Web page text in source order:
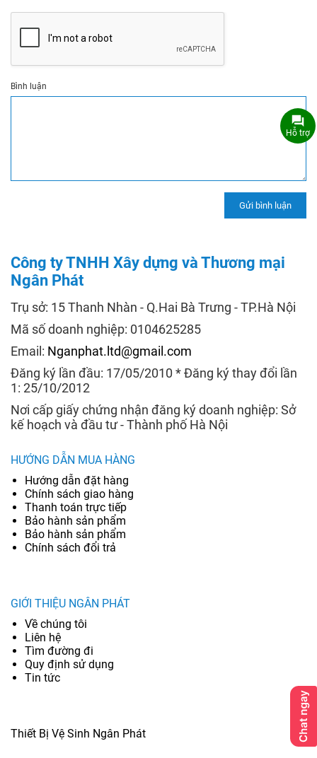
Bình luận
Công ty TNHH Xây dựng và Thương mại
Ngân Phát
Trụ sở: 15 Thanh Nhàn - Q.Hai Bà Trưng - TP.Hà Nội
Mã số doanh nghiệp: 0104625285
Email: Nganphat.ltd@gmail.com
Đăng ký lần đầu: 17/05/2010 * Đăng ký thay đổi lần
1: 25/10/2012
Nơi cấp giấy chứng nhận đăng ký doanh nghiệp: Sở
kế hoạch và đầu tư - Thành phố Hà Nội
HƯỚNG DẪN MUA HÀNG
Hướng dẫn đặt hàng
Chính sách giao hàng
Thanh toán trực tiếp
Bảo hành sản phẩm
Bảo hành sản phẩm
Chính sách đổi trả
GIỚI THIỆU NGÂN PHÁT
Về chúng tôi
Liên hệ
Tìm đường đi
Quy định sử dụng
Tin tức
Thiết Bị Vệ Sinh Ngân Phát
Hỗ trợ